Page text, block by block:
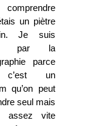
un piètre
Je suis
par la
parce
un
qu’on peut
seul mais
assez vite